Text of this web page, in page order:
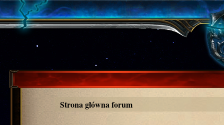
Strona główna forum